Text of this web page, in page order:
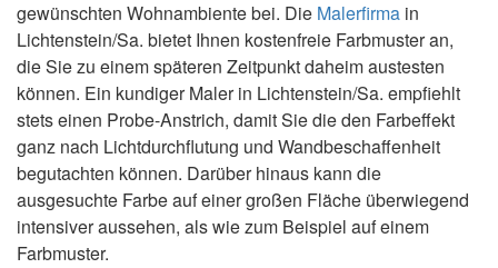
gewünschten Wohnambiente bei. Die Malerfirma in
Lichtenstein/Sa. bietet Ihnen kostenfreie Farbmuster an,
die Sie zu einem späteren Zeitpunkt daheim austesten
können. Ein kundiger Maler in Lichtenstein/Sa. empfiehlt
stets einen Probe-Anstrich, damit Sie die den Farbeffekt
ganz nach Lichtdurchflutung und Wandbeschaffenheit
begutachten können. Darüber hinaus kann die
ausgesuchte Farbe auf einer großen Fläche überwiegend
intensiver aussehen, als wie zum Beispiel auf einem
Farbmuster.